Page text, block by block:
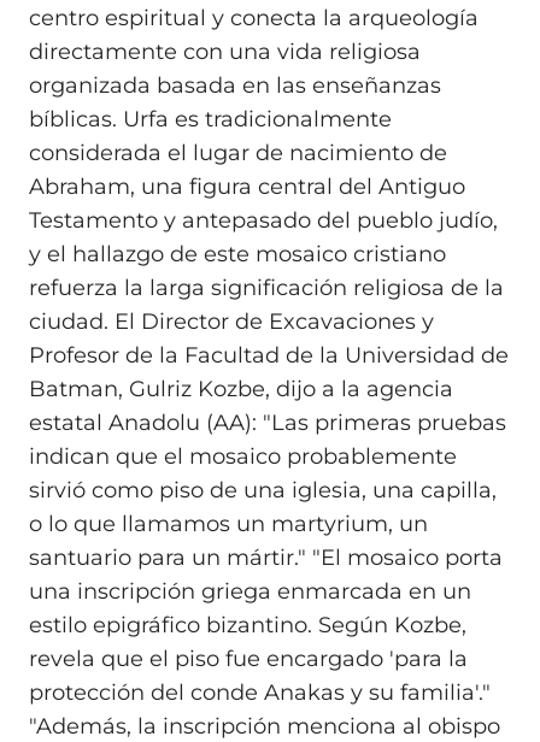
centro espiritual y conecta la arqueología
directamente con una vida religiosa
organizada basada en las enseñanzas
bíblicas. Urfa es tradicionalmente
considerada el lugar de nacimiento de
Abraham, una figura central del Antiguo
Testamento y antepasado del pueblo judío,
y el hallazgo de este mosaico cristiano
refuerza la larga significación religiosa de la
ciudad. El Director de Excavaciones y
Profesor de la Facultad de la Universidad de
Batman, Gulriz Kozbe, dijo a la agencia
estatal Anadolu (AA): "Las primeras pruebas
indican que el mosaico probablemente
sirvió como piso de una iglesia, una capilla,
o lo que llamamos un martyrium, un
santuario para un mártir." "El mosaico porta
una inscripción griega enmarcada en un
estilo epigráfico bizantino. Según Kozbe,
revela que el piso fue encargado 'para la
protección del conde Anakas y su familia'."
"Además, la inscripción menciona al obispo